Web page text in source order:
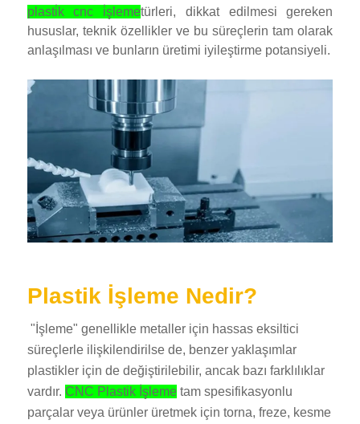
plasti̇k cnc i̇şlemetürleri, dikkat edilmesi gereken
hususlar, teknik özellikler ve bu süreçlerin tam olarak
anlaşılması ve bunların üretimi iyileştirme potansiyeli.
Plastik İşleme Nedir?
"İşleme" genellikle metaller için hassas eksiltici
süreçlerle ilişkilendirilse de, benzer yaklaşımlar
plastikler için de değiştirilebilir, ancak bazı farklılıklar
vardır. CNC Plastik İşlemetam spesifikasyonlu
parçalar veya ürünler üretmek için torna, freze, kesme